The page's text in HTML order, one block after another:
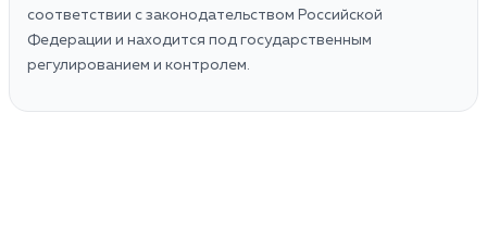
соответствии с законодательством Российской
Федерации и находится под государственным
регулированием и контролем.